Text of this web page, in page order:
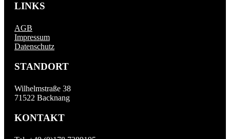
LINKS
AGB
Impressum
Datenschutz
STANDORT
Wilhelmstraße 38
71522 Backnang
KONTAKT